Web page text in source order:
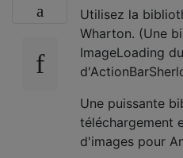
Utilisez la
Wharton. (Une
ImageLoading
Une puissante
téléchargement
d'images pour